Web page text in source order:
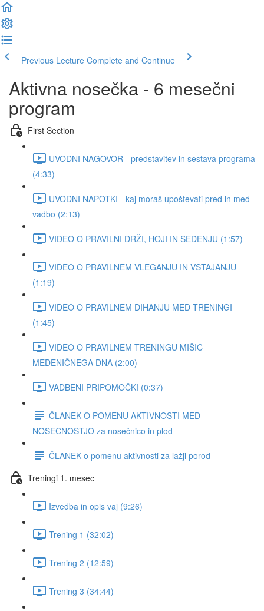
Previous Lecture Complete and Continue
Aktivna nosečka - 6 mesečni
program
First Section
UVODNI NAGOVOR - predstavitev in sestava programa
(4:33)
UVODNI NAPOTKI - kaj moraš upoštevati pred in med
vadbo (2:13)
VIDEO O PRAVILNI DRŽI, HOJI IN SEDENJU (1:57)
VIDEO O PRAVILNEM VLEGANJU IN VSTAJANJU
(1:19)
VIDEO O PRAVILNEM DIHANJU MED TRENINGI
(1:45)
VIDEO O PRAVILNEM TRENINGU MIŠIC
MEDENIČNEGA DNA (2:00)
VADBENI PRIPOMOČKI (0:37)
ČLANEK O POMENU AKTIVNOSTI MED
NOSEČNOSTJO za nosečnico in plod
ČLANEK o pomenu aktivnosti za lažji porod
Treningi 1. mesec
Izvedba in opis vaj (9:26)
Trening 1 (32:02)
Trening 2 (12:59)
Trening 3 (34:44)